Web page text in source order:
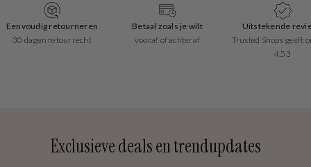
Eenvoudig retourneren
30 dagen retourrecht
Betaal zoals je wilt
vooraf of achteraf
Uitstekende
Trusted Shops geeft
4.53
Exclusieve deals en trendupdates